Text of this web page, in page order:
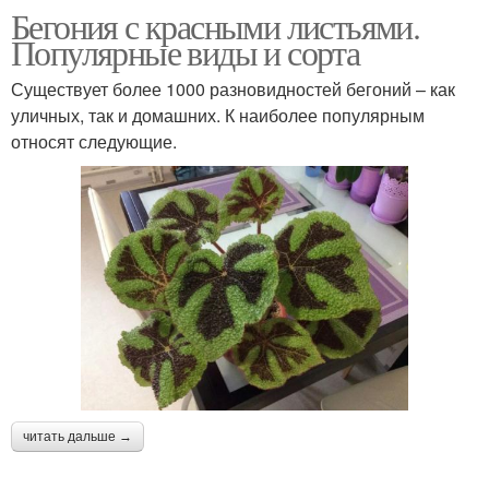
Бегония с красными листьями.
Популярные виды и сорта
Существует более 1000 разновидностей бегоний – как
уличных, так и домашних. К наиболее популярным
относят следующие.
читать дальше →